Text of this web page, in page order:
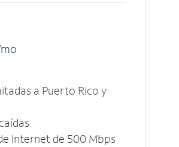
o
a Puerto Rico y
Internet de 500 Mbps